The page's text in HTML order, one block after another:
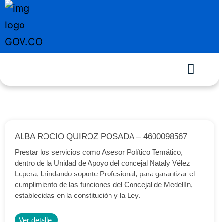
ALBA ROCIO QUIROZ POSADA – 4600098567
Prestar los servicios como Asesor Político Temático,
dentro de la Unidad de Apoyo del concejal Nataly Vélez
Lopera, brindando soporte Profesional, para garantizar el
cumplimiento de las funciones del Concejal de Medellín,
establecidas en la constitución y la Ley.
Ver detalle